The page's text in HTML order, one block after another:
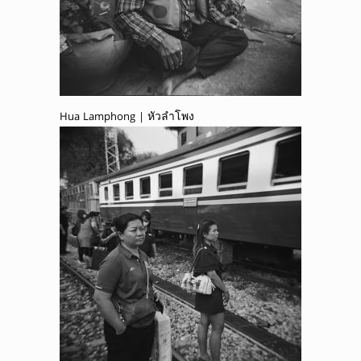
Hua Lamphong | หัวลำโพง